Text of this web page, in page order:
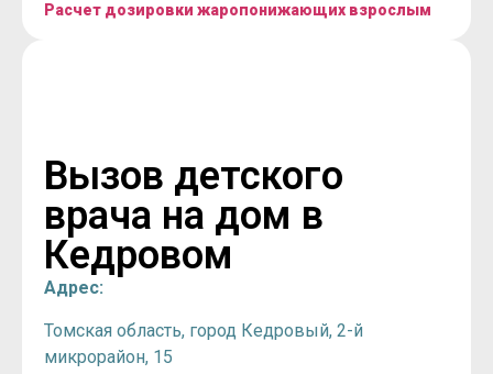
Расчет дозировки жаропонижающих взрослым
Вызов детского
врача на дом в
Кедровом
Адрес:
Томская область, город Кедровый, 2-й
микрорайон, 15